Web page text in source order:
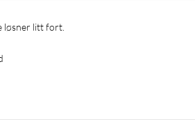
løsner litt fort.